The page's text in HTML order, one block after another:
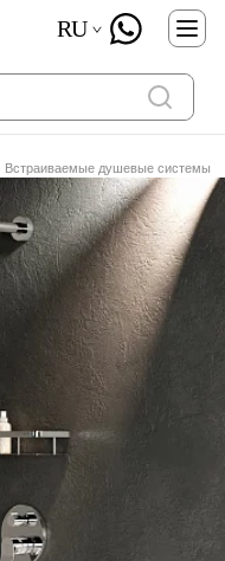
RU
Встраиваемые душевые системы